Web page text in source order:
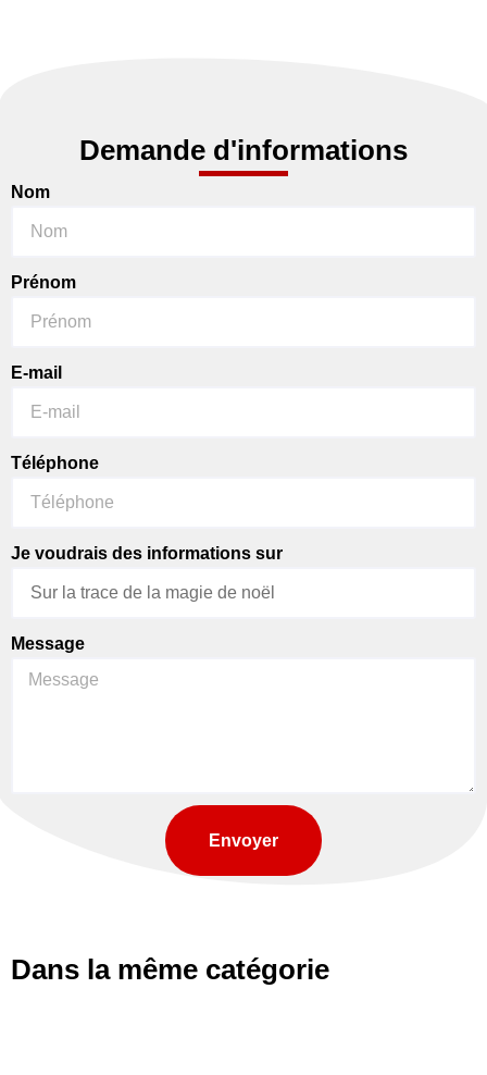
Demande d'informations
Nom
Prénom
E-mail
Téléphone
Je voudrais des informations sur
Message
Envoyer
Dans la même catégorie